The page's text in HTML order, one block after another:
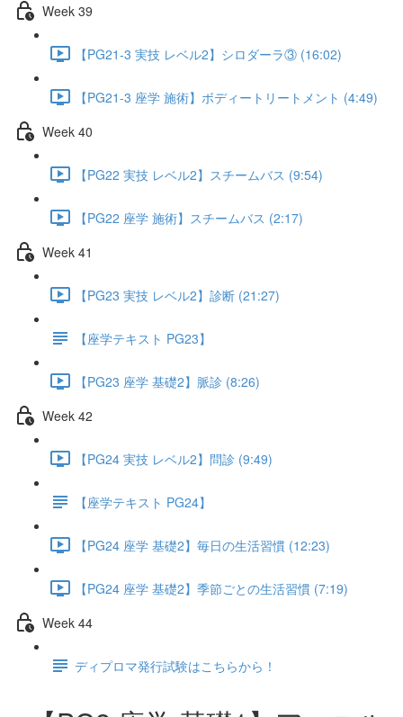
Week 39
【PG21-3 実技 レベル2】シロダーラ③ (16:02)
【PG21-3 座学 施術】ボディートリートメント (4:49)
Week 40
【PG22 実技 レベル2】スチームバス (9:54)
【PG22 座学 施術】スチームバス (2:17)
Week 41
【PG23 実技 レベル2】診断 (21:27)
【座学テキスト PG23】
【PG23 座学 基礎2】脈診 (8:26)
Week 42
【PG24 実技 レベル2】問診 (9:49)
【座学テキスト PG24】
【PG24 座学 基礎2】毎日の生活習慣 (12:23)
【PG24 座学 基礎2】季節ごとの生活習慣 (7:19)
Week 44
ディプロマ発行試験はこちらから！